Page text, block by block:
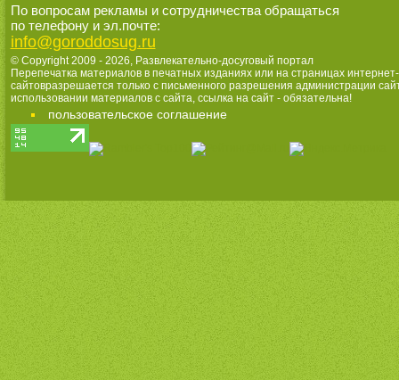
По вопросам рекламы и сотрудничества обращаться
по телефону и эл.почте:
info@goroddosug.ru
© Copyright 2009 - 2026, Развлекательно-досуговый портал
Перепечатка материалов в печатных изданиях или на страницах интернет-
сайтовразрешается только с письменного разрешения администрации
использовании материалов с сайта, ссылка на сайт - обязательна!
пользовательское соглашение